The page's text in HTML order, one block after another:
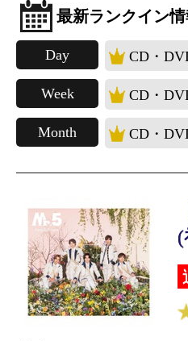
最新ランクイン情
Day CD・
Week CD・
Month CD・